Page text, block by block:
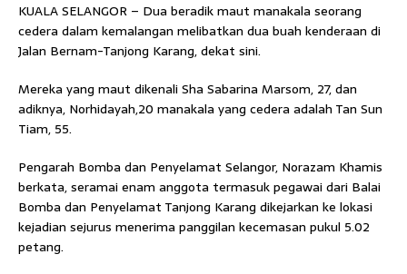
KUALA SELANGOR – Dua beradik maut manakala seorang
cedera dalam kemalangan melibatkan dua buah kenderaan di
Jalan Bernam-Tanjong Karang, dekat sini.
Mereka yang maut dikenali Sha Sabarina Marsom, 27, dan
adiknya, Norhidayah,20 manakala yang cedera adalah Tan Sun
Tiam, 55.
Pengarah Bomba dan Penyelamat Selangor, Norazam Khamis
berkata, seramai enam anggota termasuk pegawai dari Balai
Bomba dan Penyelamat Tanjong Karang dikejarkan ke lokasi
kejadian sejurus menerima panggilan kecemasan pukul 5.02
petang.